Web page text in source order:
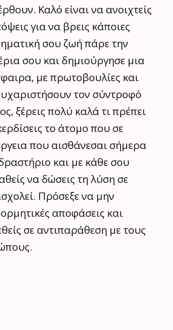
Καλό είναι να ανοιχτείς
για να βρεις κάποιες
σου ζωή πάρε την
σου και δημιούργησε μια
με πρωτοβουλίες και
τον σύντροφό
ξέρεις πολύ καλά τι πρέπει
το άτομο που σε
που αισθάνεσαι σήμερα
και με κάθε σου
να δώσεις τη λύση σε
Πρόσεξε να μην
αποφάσεις και
σε αντιπαράθεση με τους